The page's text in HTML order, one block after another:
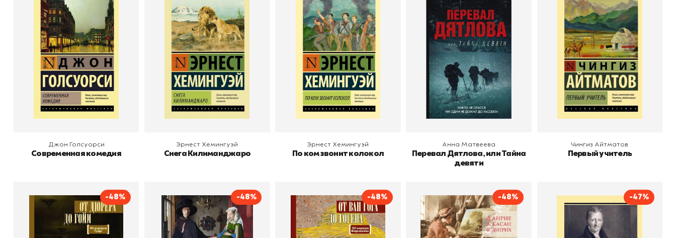
Современная комедия
Джон Голсуорси
Издательство
В корзину
Джон Голсуорси
Современная комедия
Снега Килиманджаро
Эрнест Хемингуэй
Издательство
В корзину
Эрнест Хемингуэй
Снега Килиманджаро
По ком звонит колокол
Эрнест Хемингуэй
Издательство
В корзину
Эрнест Хемингуэй
По ком звонит колокол
Перевал Дятлова, или
Тайна девяти
Автор
Анна Матвеева
Издательство
В корзину
Анна Матвеева
Перевал Дятлова, или Тайна
девяти
Первый учитель
Чингиз Айтматов
Издательство
В корзину
Чингиз Айтматов
Первый учитель
-48%
От Дюрера до Гойи. 100
шедевров Прадо
Анна Мулен
-48%
От Джотто до Тициана.
Титаны Возрождения
Автор
Волкова Паола
-48%
От Ван Гога до Гогена. 100
шедевров Метрополитен
Автор
Мария Царева
-48%
Основы живописи.
Полное учебное пособие.
Композиция,
Автор
-47%
Опыт закона о
народонаселении
Томас Роберт Мальтус